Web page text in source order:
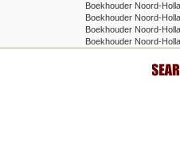
Boekhouder Noord-
Boekhouder Noord-
Boekhouder Noord-
Boekhouder Noord-